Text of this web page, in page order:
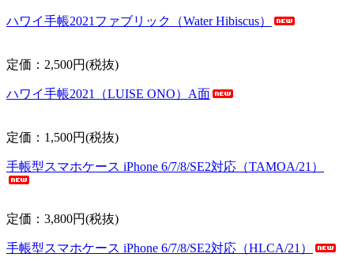
ハワイ手帳2021ファブリック（Water Hibiscus）
定価：2,500円(税抜)
ハワイ手帳2021（LUISE ONO）A面
定価：1,500円(税抜)
手帳型スマホケース iPhone 6/7/8/SE2対応（TAMOA/21）
定価：3,800円(税抜)
手帳型スマホケース iPhone 6/7/8/SE2対応（HLCA/21）